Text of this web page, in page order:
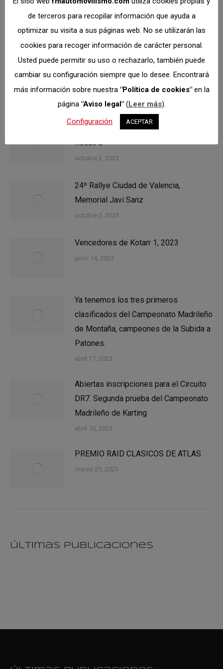
Publicación
siguiente:
inscripción anual al
Campeonato
Madrileño de Karting
Related posts
Concurso de montaje de neumáticos
Recas 2
octubre 2, 2023
24º Rallye Ciudad de Valencia,
Memorial Javi Sanz
octubre 2, 2023
Vencedores de Kotarr 1, 2023
junio 14, 2023
Ya tenemos los tres primeros
clasificados del Campeonato Madrileño
de Montaña, campeones de la Subida a
Patones.
abril 17, 2023
Abiertas inscripciones para el Circuito
DR7. Segunda prueba del Campeonato
Madrileño de Karting
abril 10, 2023
PREMIO RAID CLASICOS DE ATLAS
marzo 25, 2023
últimas publicaciones
de terceros para recopilar información que ayuda a
optimizar su visita a sus páginas web. No se utilizarán las
cookies para recoger información de carácter personal.
Usted puede permitir su uso o rechazarlo, también puede
cambiar su configuración siempre que lo desee. Encontrará
más información sobre nuestra "Política de cookies"en la
página "Aviso legal"(Leer más).
Configuración
ACEPTAR